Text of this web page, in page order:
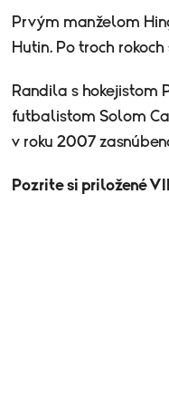
Prvým manželom
Hutin. Po troch
Randila s hokejistom
futbalistom Solom
v roku 2007
Pozrite si priložené